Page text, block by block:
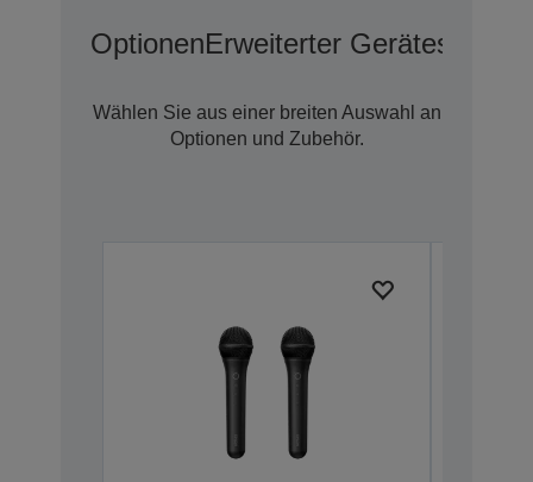
OptionenErweiterter Geräteschutz
Wählen Sie aus einer breiten Auswahl an
Optionen und Zubehör.